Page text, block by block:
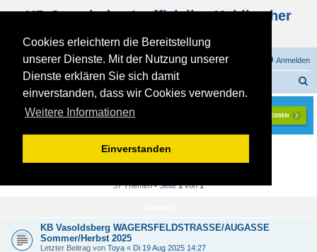
Cookies erleichtern die Bereitstellung
unserer Dienste. Mit der Nutzung unserer
Dienste erklären Sie sich damit
einverstanden, dass wir Cookies verwenden.
Weitere Informationen
Einverstanden
KB Gemeinde - Inoffizielles Kohlbacher
FAQ Anmelden
Registrieren
Foren-Übersicht KOHLBACHER - PLANUNGSPHASE
u
Planung - Wohnbau
37 Themen • Seite1von1
KB Vasoldsberg WAGERSFELDSTRASSE/AUGASSE
Sommer/Herbst 2025
Letzter Beitrag von Toya « Di 19 Aug 2025 14:27